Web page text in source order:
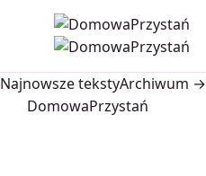
Najnowsze tekstyArchiwum →
DomowaPrzystań